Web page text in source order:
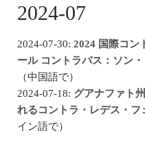
2024-07
2024-07-30: 2024 国際コン
ール コントラバス：ソン
（中国語で）
2024-07-18: グアナファト
れるコントラ・レデス・
イン語で）